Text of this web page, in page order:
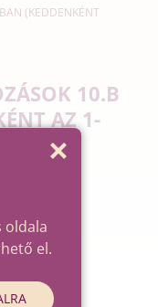
(KEDDENKÉNT
10.B
AZ 1-
oldala
el.